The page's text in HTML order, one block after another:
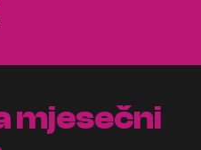
mjesečni